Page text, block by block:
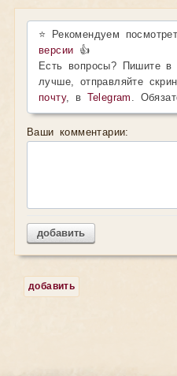
⭐ Рекомендуем
версии 👍
Есть вопросы? Пишите
лучше, отправляйте
почту, в Telegram .
Ваши комментарии:
добавить
добавить